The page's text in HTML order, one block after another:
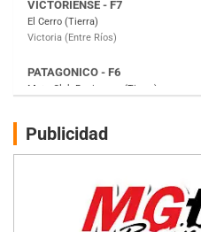
Moto Club Reginense (Tierra)
Gral. E. Godoy (Río Negro)
Juventud Unida (Tierra)
NORESTE SANTAFESINO - F6
Ciudad de Avellaneda (Asfalto)
Avellaneda (Santa Fe)
SUR SANTAFESINO - F4
José Samuel Sánchez (Tierra)
Rufino (Santa Fe)
Publicidad